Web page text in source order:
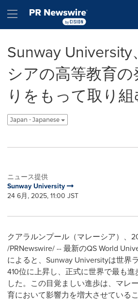
Hamburger menu
Sunway
シアの高等教育
りをもって取り
Japan - Japanese
ニュース提供
Sunway University
24 6月, 2025, 11:00 JST
クアラルンプール（マレーシア）、
/PRNewswire/ -- 最新のQS World
によると、Sunway Universityは世界
410位に上昇し、正式に世界で最も
した。この目覚ましい進歩は、マレ
育において影響力を増大させている